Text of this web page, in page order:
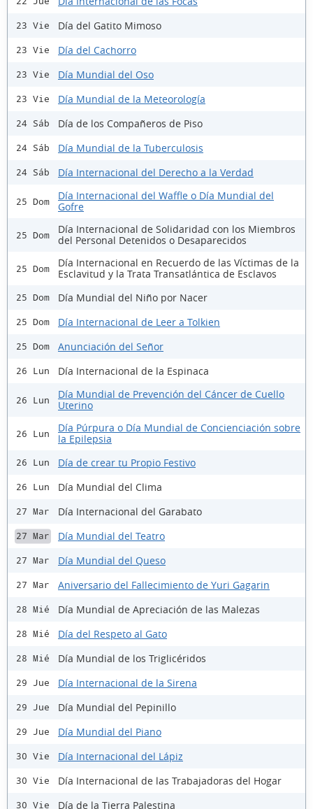
23 Vie Día del Gatito Mimoso
23 Vie Día del Cachorro
23 Vie Día Mundial del Oso
23 Vie Día Mundial de la Meteorología
24 Sáb Día de los Compañeros de Piso
24 Sáb Día Mundial de la Tuberculosis
24 Sáb Día Internacional del Derecho a la Verdad
25 Dom
Día Internacional del Waffle o Día Mundial del
Gofre
25 Dom
Día Internacional de Solidaridad con los Miembros
del Personal Detenidos o Desaparecidos
25 Dom
Día Internacional en Recuerdo de las Víctimas de la
Esclavitud y la Trata Transatlántica de Esclavos
25 Dom Día Mundial del Niño por Nacer
25 Dom Día Internacional de Leer a Tolkien
25 Dom Anunciación del Señor
26 Lun Día Internacional de la Espinaca
26 Lun
Día Mundial de Prevención del Cáncer de Cuello
Uterino
26 Lun
Día Púrpura o Día Mundial de Concienciación sobre
la Epilepsia
26 Lun Día de crear tu Propio Festivo
26 Lun Día Mundial del Clima
27 Mar Día Internacional del Garabato
27 Mar Día Mundial del Teatro
27 Mar Día Mundial del Queso
27 Mar Aniversario del Fallecimiento de Yuri Gagarin
28 Mié Día Mundial de Apreciación de las Malezas
28 Mié Día del Respeto al Gato
28 Mié Día Mundial de los Triglicéridos
29 Jue Día Internacional de la Sirena
29 Jue Día Mundial del Pepinillo
29 Jue Día Mundial del Piano
30 Vie Día Internacional del Lápiz
30 Vie Día Internacional de las Trabajadoras del Hogar
30 Vie Día de la Tierra Palestina